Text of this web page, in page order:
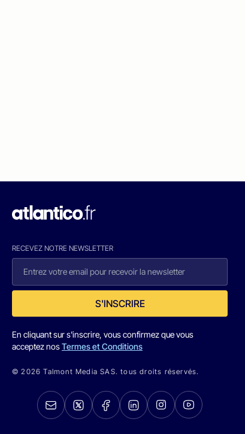
RECEVEZ NOTRE NEWSLETTER
S'INSCRIRE
En cliquant sur s'inscrire, vous confirmez que vous
acceptez nosTermes et Conditions
© 2026 Talmont Media SAS. tous droits réservés.